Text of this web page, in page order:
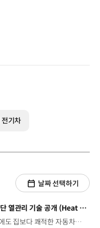
기차
날짜 선택하기
현대자동차·기아, 첨단 열관리 기술 공개 (Heat Tech Day)
한 여름에도, 한 겨울에도 집보다 쾌적한 자동차가 개발될 수 있을까요? 쾌적한 자동차의 핵심은 바로 ‘온도’가 아닐까 싶은데요, 김진아 리포터, 현대자동차·기아가 냉난방의 패러다임을 바꿀 첨단 열관리 기술을 공개했죠? 네, 현대자동차·기아가 지난 22일,‘히트 테크 데이(Heat Tech Day)’를 개최하고 차량 내부의 온도를 조절해 실내 공간을 쾌적하게 만드는 첨단 열관리 기술 세 가지, ‘나노 쿨링 필름’, ‘복사열 난방 시스템’, ‘금속 코팅 발열 유리’를 공개했습니다. 모빌리티 안에서 편안한 시간을 보내고자 하는 고객들의 니즈가 갈수록 커지는 상황에서 현대자동차·기아는 한발 앞서 다양한 온도 제어 기술을 개발하고 있습니다. 현대자동차∙기아는 지난 22일, 장충동 ‘크레스트 72’에서 ‘히트 테크 데이’ 행사를 개최하고, 첨단 열관리 기술 세 가지를 공개하며 각 기술에 대한 전시물을 마련했습니다. 특히 기술을 실제 차량에 적용해 참석자들이 그 효과를 직접 체험할 수 있도록 하고, 양산 적용 수준의 기술 완성도를 선보였습니다. 나노 쿨링 필름은 차량 외부의 열을 차단하기만 하는 기존 틴팅 필름과는 달리, 외부 열 차단에 더해 차량 내부의 열을 외부로 방출해 에너지 절감에 큰 효과를 보여주는데요, 창문에 부착하기만 하면 여름철 차량 내부 온도를 10℃ 이상 낮출 수 있습니다. 이민재 책임연구원 / 현대자동차·기아 에너지소자연구팀 나노 쿨링 필름은 크게 세 가지 레이어로 구성되어 있습니다. 가장 최상단 레이어는 원적외선 영역대에서 내부에 발생된 열을 외부로 방출하는 역할을 하고 나머지 2개의 레이어는 근적외선 영역대에서 입사하는 태양광을 반사하는 역할을 하고 있습니다. 이번 행사에서는 1년전 나노 테크 데이에 공개된 기술보다 훨씬 향상된 성능과 품질을 바탕으로 제작한 대면적 나노 쿨링 필름을 선보였는데요, 현대자동차 아이오닉 6 차량에 적용해 전시했습니다. 내외장 색상이 동일한 아이오닉 6 두 대를 마련해 실내 온도 차이를 비교했는데요, 나노 쿨링 필름을 시공한 차량의 센터 콘솔 부근 실내 온도는 36℃를, 그렇지 않은 차량은 48.5℃를 기록하며 두 차량의 온도 차이가 최대 12.5℃를 기록했는데요, 시간이 지날수록 증가하는 나노 쿨링 필름 효과로 인해 행사 종료 시점에는 온도차가 17.6도까지 벌어졌습니다. 이번 여름이 특히나 더웠는데 나노 쿨링 필름이 하루빨리 양산되어 에너지는 줄이면서도 더욱 시원하게 운전할 수 있다면 정말 좋겠네요. 이뿐만 아니라 겨울철 추위에도 탑승자의 몸을 따뜻하게 해주는 특별한 기술도 선보였죠. 네, 한 여름에 나노 쿨링 필름이 있다면, 한 겨울엔 3분 만에 온기를 느끼게 해주는 ‘복사열 난방 시스템’이 있습니다. 복사열 난방 시스템은 탑승자의 허벅지 옆 등 하체 주변을 둘러싼 위치에 복사열을 발산하는 발열체를 적용해 겨울철 차가워진 탑승자의 몸을 빠르게 데워주는 기술입니다. 이날 행사에서 현대자동차·기아는 기아 EV9에 복사열 난방 시스템 기술을 적용해 참석자들이 직접 체험할 수 있도록 했습니다. 복사열 난방 시스템을 기존 공조 시스템과 함께 활용하면 적정 온도에 도달하는 데 에너지를 17% 절감할 수 있고 3분 안에 하체에 따뜻함이 전달되기 때문에 쾌적함이 크게 향상될 수 있습니다. 오만주 연구위원/ 현대자동차·기아 통합열관리리서치랩 복사열 난방 시스템은 표면에서 가열이 되고 그 표면의 열이 인체에 직접 전달되는 새로운 난방 형태의 방식이라고 보시면 될 것 같습니다. 여기에 사용된 핵심 기술은 고온 필름형 발열체와 화상 방지 시스템인데요, 110℃까지 열을 발생시키는 필름형 발열체가 각 모듈 안에서 열을 발생시키면서도 각 발열체 모듈에는 신체가 닿는 즉시 이를 감지하고 온도를 낮추는 화상 방지 시스템이 적용되어 혹시 모를 화상 위험을 없앴습니다. 특히 실내 난방을 위해 소요되는 에너지 사용량 저감을 통해 겨울철 전기차 주행거리 확대에도 크게 기여할 수 있습니다. 찌는 듯한 무더위와 온 몸을 오그라들게 만드는 겨울 추위에도 현대자동차·기아 차량에 탑승만 하면 편안함과 쾌적함이 함께 따라올 것 같은데요. 네, 현대자동차·기아는 이 복사열 난방 시스템을 향후 출시되는 신차에 탑재할 계획입니다. 그리고 겨울철 차량 운행에서는 따뜻한 실내 만큼이나 중요한 것이 안전한 시야 확보인데요, 현대자동차·기아가 개발한 ‘금속 코팅 발열 유리’ 기술은 추운 겨울철 서리나, 습기를 제거해 안전한 주행을 돕습니다. 이날 행사에서 현대자동차·기아는 세계 최초로 48V 시스템을 적용한 ‘금속 코팅 발열 유리’ 기술을 소개했습니다. 금속 코팅 발열 유리는 차량 전면의 접합 유리 사이에 약 20개 층으로 구성된 금속 코팅을 삽입해 유리 스스로 열을 발생시켜 차량 내·외부 서리와 얼음, 습기를 스스로 제거하는 기술입니다. 이강희 책임연구원/ 현대자동차·기아 MLV외장설계1팀 유리 내부에 금속 물질을 코팅하여 제상과 제습을 위한 발열 기능과 열차단 성능까지 있는 유리로서 실내 쾌적성을 향상시킬 수 있는 유리라고 보시면 됩니다. 기술 개발은 총 2년의 시간이 걸렸고요 2년 동안 기술 개발부터 양산성 그리고 신뢰성 확보까지 모두 완료하였습니다. 금속 코팅 발열 유리가 적용되면 앞 유리의 서리와 습기를 제거하기 위해 설치하던 공조 시스템을 대체할 수 있어서 공조 시스템이 없는 디자인이 가능하고 거기에 열 차단 효과까지 더해져 에너지 효율을 개선할 것으로 보입니다. 편안암과 쾌적함, 거기에 안전 주행까지 생각한 현대자동차·기아의 첨단 열관리 기술이 우리나라 뿐만 아니라 글로벌 고객들의 마음을 제대로 사로잡을 것 같네요. 현대자동차·기아는 이번 행사를 통해 공개한 차량 실내 열관리 기술 외에도 모터와 엔진, 배터리 등 모빌리티 전체의 열을 관리하기 위해 많은 노력을 기울이고 있습니다. 현대자동차·기아의 첨단 열 관리 기술이 앞으로도 모빌리티를 보다 쾌적한 생활공간으로 만들어주길 기대하겠습니다. 오늘 소식 전해주셔서 고맙습니다.